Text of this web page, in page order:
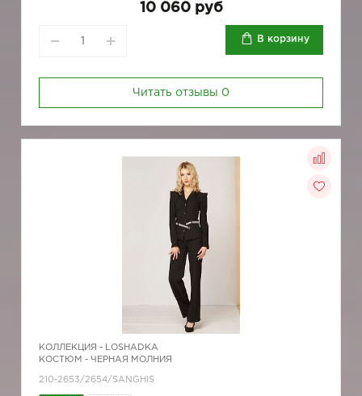
10 060 руб
В корзину
Читать отзывы 0
КОЛЛЕКЦИЯ - LOSHADKA
КОСТЮМ - ЧЕРНАЯ МОЛНИЯ
210-2653/2654/SANGHIS